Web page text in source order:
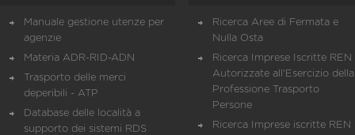
Manuale gestione utenze per
agenzie
Materia ADR-RID-ADN
Trasporto delle merci
deperibili - ATP
Database delle località a
supporto dei sistemi RDS
Ricerca Aree di Fermata e
Nulla Osta
Ricerca Imprese Iscritte REN
Autorizzate all'Esercizio della
Professione Trasporto
Persone
Ricerca Imprese iscritte REN